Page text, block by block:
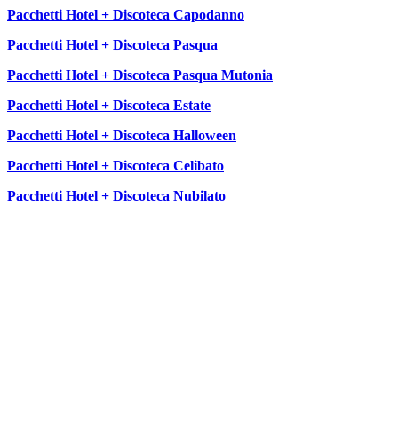
Pacchetti Hotel + Discoteca Capodanno
Pacchetti Hotel + Discoteca Pasqua
Pacchetti Hotel + Discoteca Pasqua Mutonia
Pacchetti Hotel + Discoteca Estate
Pacchetti Hotel + Discoteca Halloween
Pacchetti Hotel + Discoteca Celibato
Pacchetti Hotel + Discoteca Nubilato